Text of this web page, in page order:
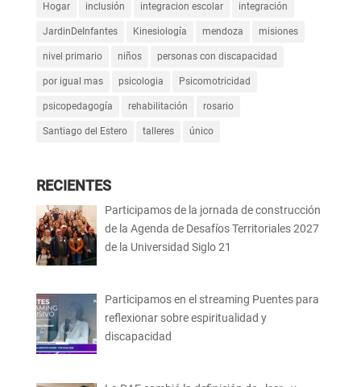
Hogar inclusión integracion escolar integración
JardinDeInfantes Kinesiología mendoza misiones
nivel primario niños personas con discapacidad
por igual mas psicologia Psicomotricidad
psicopedagogía rehabilitación rosario
Santiago del Estero talleres único
RECIENTES
Participamos de la jornada de construcción
de la Agenda de Desafíos Territoriales 2027
de la Universidad Siglo 21
Participamos en el streaming Puentes para
reflexionar sobre espiritualidad y
discapacidad